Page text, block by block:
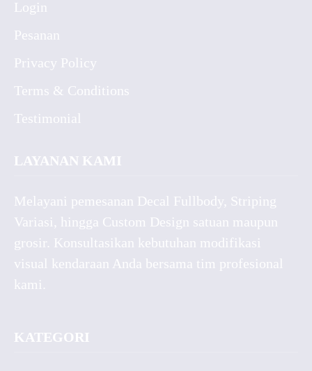
Login
Pesanan
Privacy Policy
Terms & Conditions
Testimonial
LAYANAN KAMI
Melayani pemesanan Decal Fullbody, Striping
Variasi, hingga Custom Design satuan maupun
grosir. Konsultasikan kebutuhan modifikasi
visual kendaraan Anda bersama tim profesional
kami.
KATEGORI